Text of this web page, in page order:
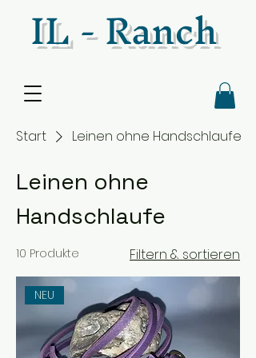
IL - Ranch
Start Leinen ohne Handschlaufe
Leinen ohne
Handschlaufe
10 Produkte Filtern & sortieren
NEU